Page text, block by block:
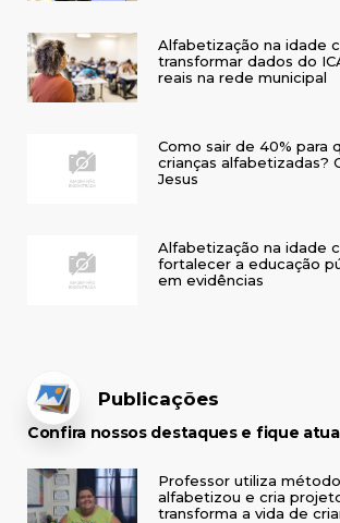
Alfabetização na idade
transformar dados do
reais na rede municipal
Como sair de 40% para
crianças alfabetizadas?
Jesus
Alfabetização na idade
fortalecer a educação
em evidências
Publicações
Confira nossos destaques e fique
Professor utiliza
alfabetizou e cria
transforma a vida de